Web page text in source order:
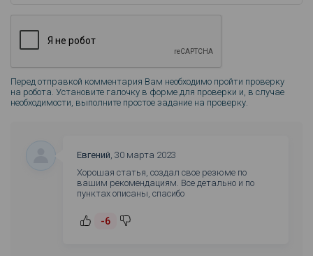
Перед отправкой комментария Вам необходимо пройти проверку
на робота. Установите галочку в форме для проверки и, в случае
необходимости, выполните простое задание на проверку.
Евгений, 30 марта 2023
Хорошая статья, создал свое резюме по
вашим рекомендациям. Все детально и по
пунктах описаны, спасибо
-6